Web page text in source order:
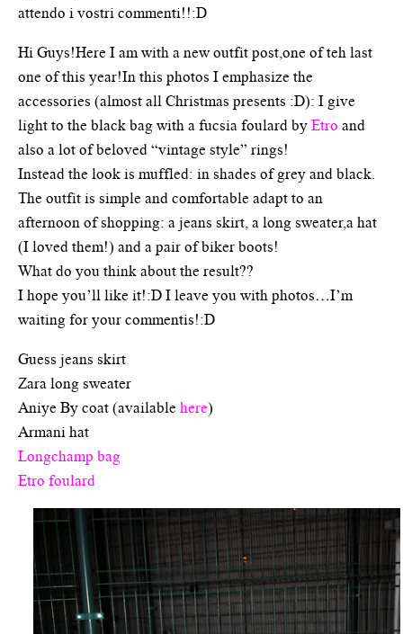
attendo i vostri commenti!!:D
Hi Guys!Here I am with a new outfit post,one of teh last
one of this year!In this photos I emphasize the
accessories (almost all Christmas presents :D): I give
light to the black bag with a fucsia foulard byEtro and
also a lot of beloved “vintage style” rings!
Instead the look is muffled: in shades of grey and black.
The outfit is simple and comfortable adapt to an
afternoon of shopping: a jeans skirt, a long sweater,a hat
(I loved them!) and a pair of biker boots!
What do you think about the result??
I hope you’ll like it!:D I leave you with photos…I’m
waiting for your commentis!:D
Guess jeans skirt
Zara long sweater
Aniye By coat (available here)
Armani hat
Longchamp bag
Etro foulard